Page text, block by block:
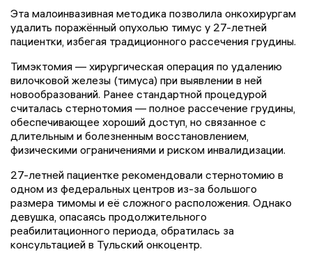
Эта малоинвазивная методика позволила онкохирургам
удалить поражённый опухолью тимус у 27-летней
пациентки, избегая традиционного рассечения грудины.
Тимэктомия — хирургическая операция по удалению
вилочковой железы (тимуса) при выявлении в ней
новообразований. Ранее стандартной процедурой
считалась стернотомия — полное рассечение грудины,
обеспечивающее хороший доступ, но связанное с
длительным и болезненным восстановлением,
физическими ограничениями и риском инвалидизации.
27-летней пациентке рекомендовали стернотомию в
одном из федеральных центров из-за большого
размера тимомы и её сложного расположения. Однако
девушка, опасаясь продолжительного
реабилитационного периода, обратилась за
консультацией в Тульский онкоцентр.